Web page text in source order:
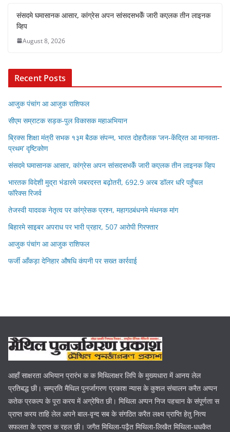
संसदमे घमासानक आसार, कांग्रेस अपन सांसदसभकेँ जारी कएलक तीन लाइनक
व्हिप
August 8, 2026
Recent Posts
आजुक पंचांग आ आजुक राशिफल
सीएम सम्राटक सड़क-पुल विकासक महाअभियान
ब्रिक्स शिक्षा मंत्री सभक १३म बैठक संपन्न, भारत दोहरौलक ‘जन-केंद्रित आ मानवता-
प्रथम’ दृष्टिकोण
संसदमे घमासानक आसार, कांग्रेस अपन सांसदसभकेँ जारी कएलक तीन लाइनक व्हिप
भारतक विदेशी मुद्रा भंडारमे जबरदस्त बढ़ोतरी, 692.9 अरब डॉलर धरि पहुँचल
फॉरेक्स रिजर्व
तेजस्वी यादवक नेतृत्व पर कांग्रेसक प्रश्न, महागठबंधनमे मंथनक मांग
बिहारमे साइबर अपराध पर भारी प्रहार, 507 आरोपी गिरफ्तार
आजुक पंचांग आ आजुक राशिफल
फर्जी आँकड़ा देनिहार औषधि कंपनी पर सख्त कार्रवाई
आहाँ साक्षरता अभियान प्रारंभ क क मिथिलाक्षर लिपि के मुख्यधारा में आनय लेल
प्रतिबद्ध छी। सम्प्रति मैथिल पुनर्जागरण प्रकाश न्यास के कुशल संचालन करैत अप्पन
कतेक प्रकल्प के पूरा करय में अग्रेषित छी। मिथिला अप्पन निज पहचान के संपूर्णता स
प्राप्त करय ताहि लेल अपने बाल-वृन्द सब के संगठित करैत लक्ष्य प्राप्ति हेतु नित्य
सफलता के प्राप्त क रहल छी। जगैत मिथिला-पढ़ैत मिथिला-लिखैत मिथिला-धधकैत